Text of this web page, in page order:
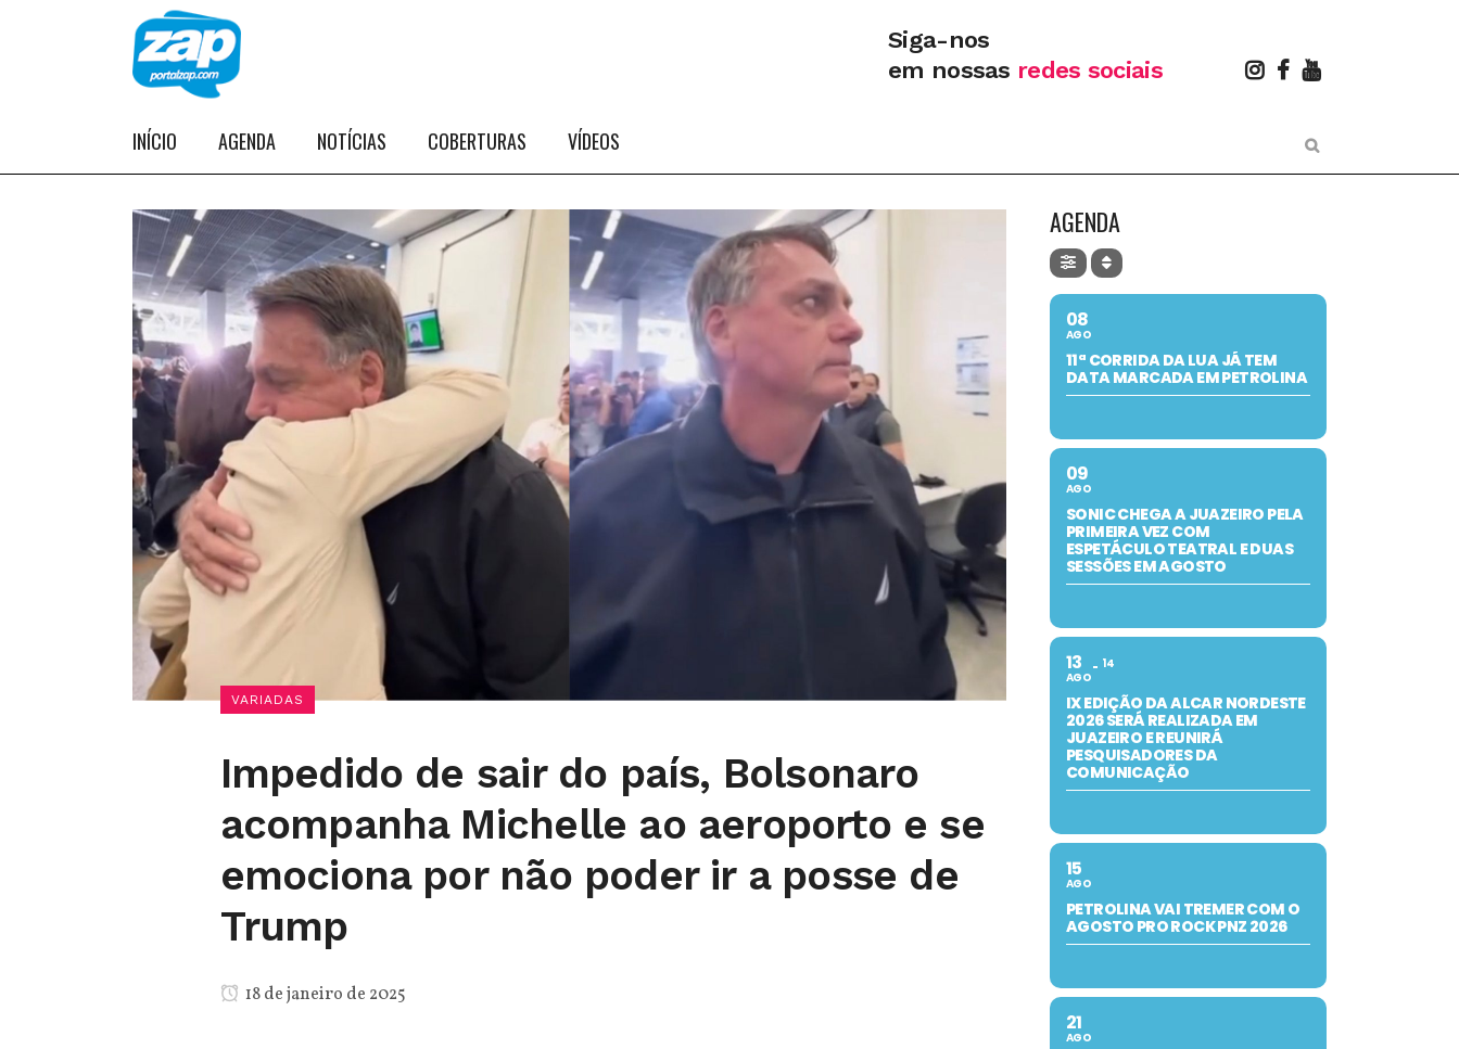
Siga-nos
em nossas redes sociais
INÍCIO AGENDA NOTÍCIAS COBERTURAS VÍDEOS
VARIADAS
Impedido de sair do país, Bolsonaro
acompanha Michelle ao aeroporto e se
emociona por não poder ir a posse de
Trump
18 de janeiro de 2025
AGENDA
08
AGO
11ª CORRIDA DA LUA JÁ TEM
DATA MARCADA EM PETROLINA
09
AGO
SONIC CHEGA A JUAZEIRO PELA
PRIMEIRA VEZ COM
ESPETÁCULO TEATRAL E DUAS
SESSÕES EM AGOSTO
13
AGO
14
IX EDIÇÃO DA ALCAR NORDESTE
2026 SERÁ REALIZADA EM
JUAZEIRO E REUNIRÁ
PESQUISADORES DA
COMUNICAÇÃO
15
AGO
PETROLINA VAI TREMER COM O
AGOSTO PRO ROCK PNZ 2026
21
AGO